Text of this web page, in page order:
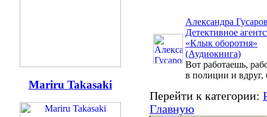
Mariru Takasaki
Александра
Детективное
«Клык оборотня»
(Аудиокнига)
Вот работаешь,
в полиции и вдруг,
Перейти к категории:
Главную